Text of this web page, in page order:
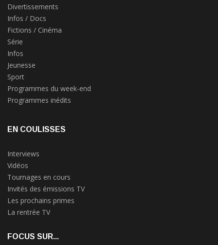
Divertissements
Infos / Docs
Fictions / Cinéma
Série
Infos
Jeunesse
Sport
Programmes du week-end
Programmes inédits
EN COULISSES
Interviews
Vidéos
Tournages en cours
Invités des émissions TV
Les prochains primes
La rentrée TV
FOCUS SUR...